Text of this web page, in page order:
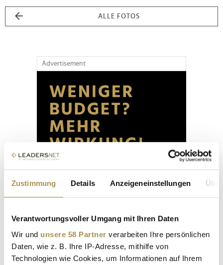
Zustimmung Details Anzeigeneinstellungen
Verantwortungsvoller Umgang mit Ihren Daten
Wir und unsere 58 Partner verarbeiten Ihre persönlichen
Daten, wie z. B. Ihre IP-Adresse, mithilfe von
Technologien wie Cookies, um Informationen auf Ihrem
ALLE FOTOS
Advertisement